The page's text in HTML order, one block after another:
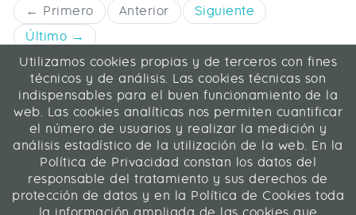
← Primero Anterior
Siguiente
Último →
ICA Informática y Comunicaciones Avanzadas SL
C/ La Rábida 27, 28039 Madrid
91 311 04 87
Contacto | Mapa web Legal
Web desarrollada en Liferay 7.4
Utilizamos cookies propias y de terceros con fines
técnicos y de análisis. Las cookies técnicas son
indispensables para el buen funcionamiento de la
web. Las cookies analíticas nos permiten cuantificar
el número de usuarios y realizar la medición y
análisis estadístico de la utilización de la web. En la
Política de Privacidad constan los datos del
responsable del tratamiento y sus derechos de
protección de datos y en la Política de Cookies toda